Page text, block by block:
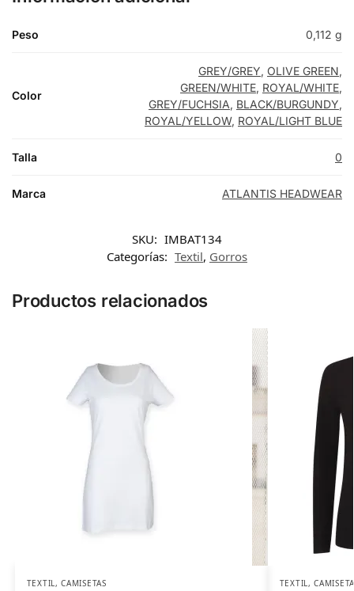
Peso 0,112 g
Color
GREY/GREY, OLIVE GREEN,
GREEN/WHITE, ROYAL/WHITE,
GREY/FUCHSIA, BLACK/BURGUNDY,
ROYAL/YELLOW, ROYAL/LIGHT BLUE
Talla 0
Marca ATLANTIS HEADWEAR
SKU: IMBAT134
Categorías: Textil, Gorros
Productos relacionados
TEXTIL,CAMISETAS TEXTIL,